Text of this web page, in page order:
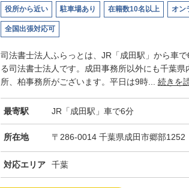
役所から近い 駐車場あり 在籍数10名以上 オン
全国出張対応可
司法書士法人ふらっとは、JR「成田駅」から車
る司法書士法人です。成田事務所以外にも千葉県
所、柏事務所がございます。平日は9時... 続きを
最寄駅 JR「成田駅」車で6分
所在地 〒286-0014 千葉県成田市郷部1252
対応エリア 千葉